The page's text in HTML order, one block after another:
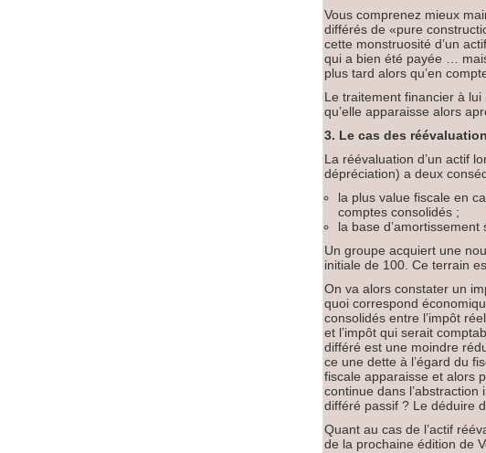
Vous comprenez mieux
différés de «pure
cette monstruosité d’un
qui a bien été payée …
plus tard alors qu’en
Le traitement financier à
qu’elle apparaisse alors
3. Le cas des
La réévaluation d’un actif
dépréciation) a deux
la plus value fiscale en
comptes consolidés ;
la base
Un groupe acquiert une
initiale de 100. Ce terrain
On va alors constater un
quoi correspond
consolidés entre l’impôt
et l’impôt qui serait
différé est une moindre
ce une dette à l’égard du
fiscale apparaisse et alors
continue dans
différé passif ? Le déduire
Quant au cas de l’actif
de la prochaine édition de